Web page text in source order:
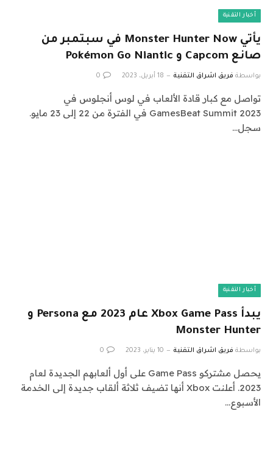
أخبار التقنية
يأتي Monster Hunter Now في سبتمبر من
صانع Capcom و Pokémon Go Niantic
بواسطة فريق اشراق التقنية 18 أبريل، 2023 0
تواصل مع كبار قادة الألعاب في لوس أنجلوس في
GamesBeat Summit 2023 في الفترة من 22 إلى 23 مايو.
سجل…
أخبار التقنية
يبدأ Xbox Game Pass عام 2023 مع Persona و
Monster Hunter
بواسطة فريق اشراق التقنية 10 يناير، 2023 0
يحصل مشتركو Game Pass على أول ألعابهم الجديدة لعام
2023. أعلنت Xbox أنها تضيف ثلاثة ألقاب جديدة إلى الخدمة
الأسبوع…